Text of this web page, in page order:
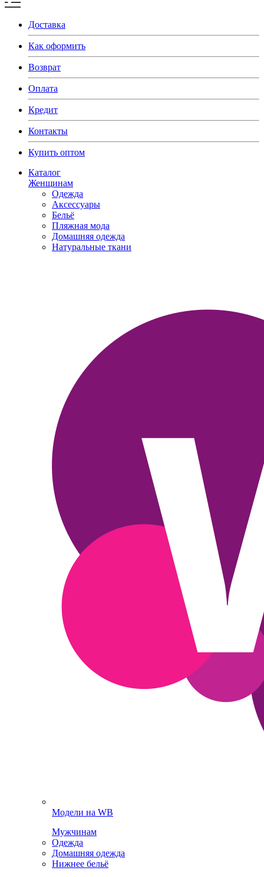
Доставка
Как оформить
Возврат
Оплата
Кредит
Контакты
Купить оптом
Каталог
Женщинам
Одежда
Аксессуары
Бельё
Пляжная мода
Домашняя одежда
Натуральные ткани
Модели на WB
Мужчинам
Одежда
Домашняя одежда
Нижнее бельё